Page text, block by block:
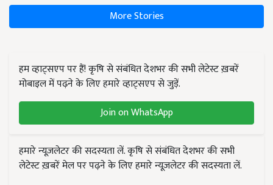
More Stories
हम व्हाट्सएप पर हैं! कृषि से संबंधित देशभर की सभी लेटेस्ट ख़बरें
मोबाइल में पढ़ने के लिए हमारे व्हाट्सएप से जुड़ें.
Join on WhatsApp
हमारे न्यूज़लेटर की सदस्यता लें. कृषि से संबंधित देशभर की सभी
लेटेस्ट ख़बरें मेल पर पढ़ने के लिए हमारे न्यूज़लेटर की सदस्यता लें.